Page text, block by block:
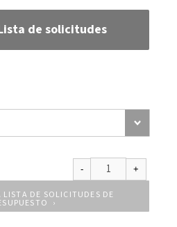
de solicitudes
LISTA DE SOLICITUDES DE